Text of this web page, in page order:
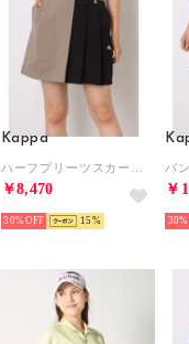
Kappa
￥8,470
30% 15
￥
30%